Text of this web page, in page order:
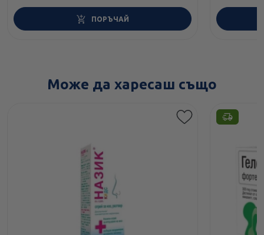
ПОРЪЧАЙ
Може да харесаш също